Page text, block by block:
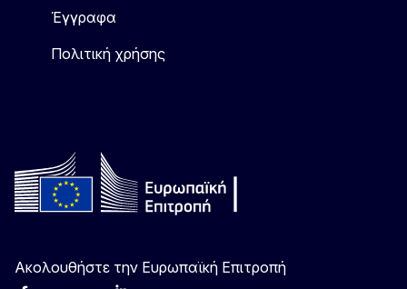
Έγγραφα
Πολιτική χρήσης
Ακολουθήστε την Ευρωπαϊκή Επιτροπή